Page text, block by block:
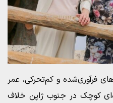
فرآوری‌شده و کم‌تحرکی، عمر
کوچک در جنوب ژاپن خلاف